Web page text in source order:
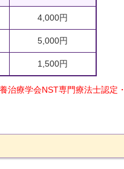
4,000円
5,000円
1,500円
治療学会NST専門療法士認定